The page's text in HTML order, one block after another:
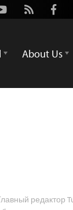
Rss
About Us
редактор